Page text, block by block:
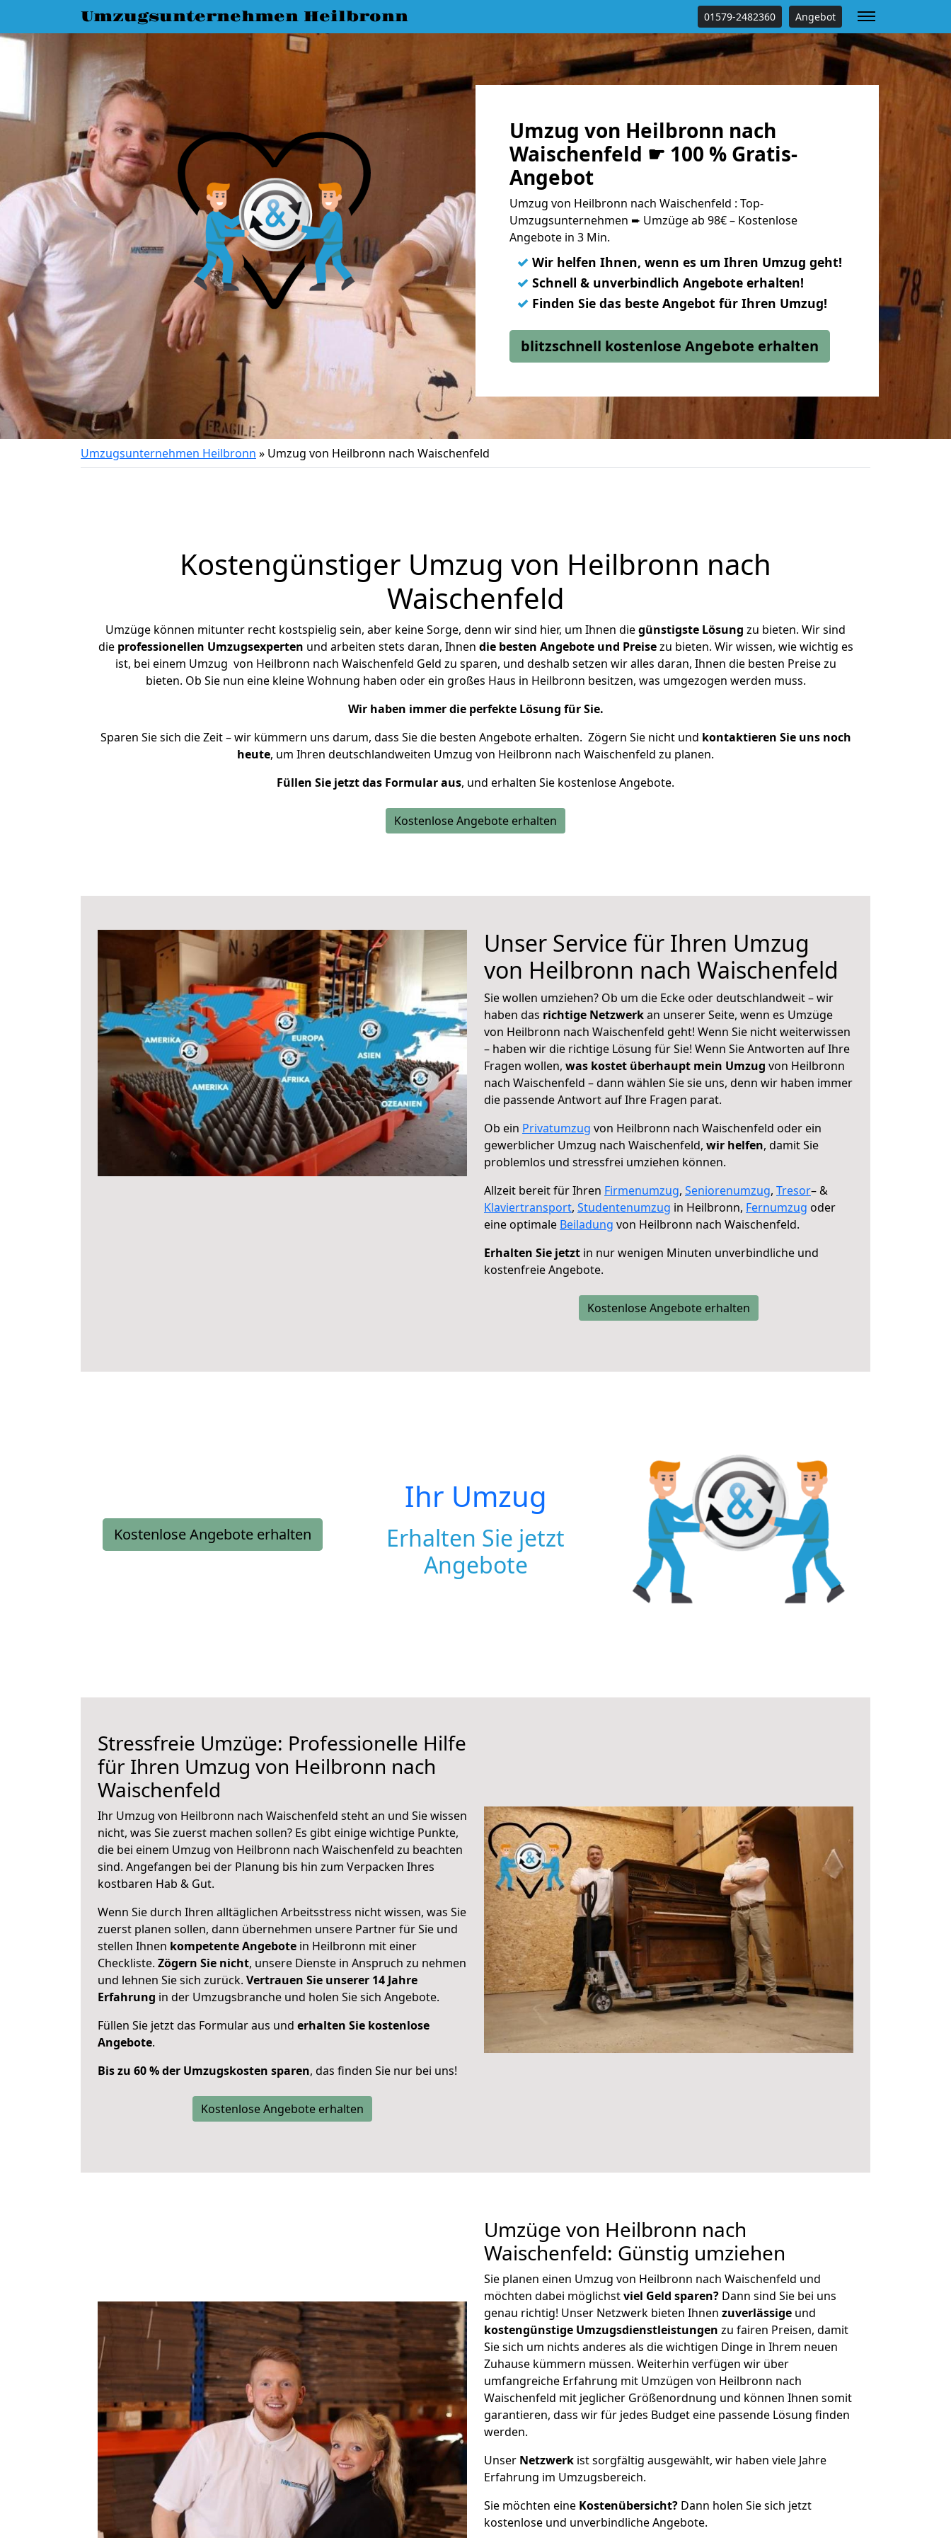
Umzugsunternehmen Heilbronn 01579-2482360 Angebot
Umzug von Heilbronn nach
Waischenfeld ☛ 100 % Gratis-
Angebot
Umzug von Heilbronn nach Waischenfeld : Top-
Umzugsunternehmen ➨ Umzüge ab 98€ – Kostenlose
Angebote in 3 Min.
✓ Wir helfen Ihnen, wenn es um Ihren Umzug geht!
✓ Schnell & unverbindlich Angebote erhalten!
✓ Finden Sie das beste Angebot für Ihren Umzug!
blitzschnell kostenlose Angebote erhalten
Umzugsunternehmen Heilbronn » Umzug von Heilbronn nach Waischenfeld
Kostengünstiger Umzug von Heilbronn nach
Waischenfeld
Umzüge können mitunter recht kostspielig sein, aber keine Sorge, denn wir sind hier, um Ihnen diegünstigste Lösung zu bieten. Wir sind
die professionellen Umzugsexperten und arbeiten stets daran, Ihnen die besten Angebote und Preisezu bieten. Wir wissen, wie wichtig es
ist, bei einem Umzug von Heilbronn nach Waischenfeld Geld zu sparen, und deshalb setzen wir alles daran, Ihnen die besten Preise zu
bieten. Ob Sie nun eine kleine Wohnung haben oder ein großes Haus in Heilbronn besitzen, was umgezogen werden muss.
Wir haben immer die perfekte Lösung für Sie.
Sparen Sie sich die Zeit – wir kümmern uns darum, dass Sie die besten Angebote erhalten. Zögern Sie nicht und kontaktieren Sie uns noch
heute, um Ihren deutschlandweiten Umzug von Heilbronn nach Waischenfeld zu planen.
Füllen Sie jetzt das Formular aus, und erhalten Sie kostenlose Angebote.
Kostenlose Angebote erhalten
Unser Service für Ihren Umzug
von Heilbronn nach Waischenfeld
Sie wollen umziehen? Ob um die Ecke oder deutschlandweit – wir
haben das richtige Netzwerkan unserer Seite, wenn es Umzüge
von Heilbronn nach Waischenfeld geht! Wenn Sie nicht weiterwissen
– haben wir die richtige Lösung für Sie! Wenn Sie Antworten auf Ihre
Fragen wollen, was kostet überhaupt mein Umzug von Heilbronn
nach Waischenfeld – dann wählen Sie sie uns, denn wir haben immer
die passende Antwort auf Ihre Fragen parat.
Ob ein Privatumzug von Heilbronn nach Waischenfeld oder ein
gewerblicher Umzug nach Waischenfeld, wir helfen, damit Sie
problemlos und stressfrei umziehen können.
Allzeit bereit für Ihren Firmenumzug, Seniorenumzug, Tresor– &
Klaviertransport, Studentenumzug in Heilbronn, Fernumzug oder
eine optimale Beiladung von Heilbronn nach Waischenfeld.
Erhalten Sie jetzt in nur wenigen Minuten unverbindliche und
kostenfreie Angebote.
Kostenlose Angebote erhalten
Kostenlose Angebote erhalten
Ihr Umzug
Erhalten Sie jetzt
Angebote
Stressfreie Umzüge: Professionelle Hilfe
für Ihren Umzug von Heilbronn nach
Waischenfeld
Ihr Umzug von Heilbronn nach Waischenfeld steht an und Sie wissen
nicht, was Sie zuerst machen sollen? Es gibt einige wichtige Punkte,
die bei einem Umzug von Heilbronn nach Waischenfeld zu beachten
sind. Angefangen bei der Planung bis hin zum Verpacken Ihres
kostbaren Hab & Gut.
Wenn Sie durch Ihren alltäglichen Arbeitsstress nicht wissen, was Sie
zuerst planen sollen, dann übernehmen unsere Partner für Sie und
stellen Ihnen kompetente Angebote in Heilbronn mit einer
Checkliste. Zögern Sie nicht, unsere Dienste in Anspruch zu nehmen
und lehnen Sie sich zurück. Vertrauen Sie unserer 14 Jahre
Erfahrung in der Umzugsbranche und holen Sie sich Angebote.
Füllen Sie jetzt das Formular aus und erhalten Sie kostenlose
Angebote.
Bis zu 60 % der Umzugskosten sparen, das finden Sie nur bei uns!
Kostenlose Angebote erhalten
Umzüge von Heilbronn nach
Waischenfeld: Günstig umziehen
Sie planen einen Umzug von Heilbronn nach Waischenfeld und
möchten dabei möglichstviel Geld sparen? Dann sind Sie bei uns
genau richtig! Unser Netzwerk bieten Ihnen zuverlässige und
kostengünstige Umzugsdienstleistungen zu fairen Preisen, damit
Sie sich um nichts anderes als die wichtigen Dinge in Ihrem neuen
Zuhause kümmern müssen. Weiterhin verfügen wir über
umfangreiche Erfahrung mit Umzügen von Heilbronn nach
Waischenfeld mit jeglicher Größenordnung und können Ihnen somit
garantieren, dass wir für jedes Budget eine passende Lösung finden
werden.
Unser Netzwerk ist sorgfältig ausgewählt, wir haben viele Jahre
Erfahrung im Umzugsbereich.
Sie möchten eine Kostenübersicht? Dann holen Sie sich jetzt
kostenlose und unverbindliche Angebote.